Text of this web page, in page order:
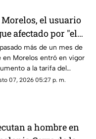
el usuario
afectado por "el
más de un mes de
en Morelos entró en vigor
a la tarifa del
público. Un mes,
de las unidades.
07, 2026 05:27 p. m.
a hombre en